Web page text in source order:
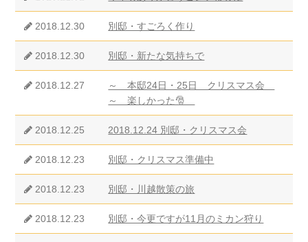
2018.12.30 別邸・すごろく作り
2018.12.30 別邸・新たな気持ちで
2018.12.27
～ 本邸24日・25日 クリスマス会
～ 楽しかった🎅
2018.12.25 2018.12.24 別邸・クリスマス会
2018.12.23 別邸・クリスマス準備中
2018.12.23 別邸・川越散策の旅
2018.12.23 別邸・今更ですが11月のミカン狩り